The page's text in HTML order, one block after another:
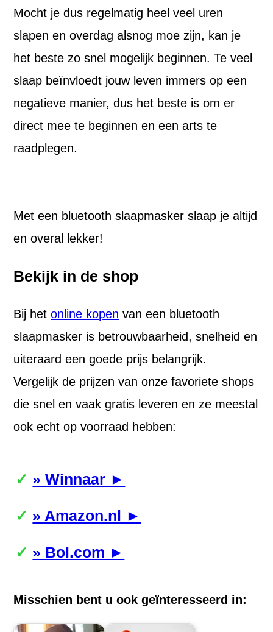
Mocht je dus regelmatig heel veel uren
slapen en overdag alsnog moe zijn, kan je
het beste zo snel mogelijk beginnen. Te veel
slaap beïnvloedt jouw leven immers op een
negatieve manier, dus het beste is om er
direct mee te beginnen en een arts te
raadplegen.
Met een bluetooth slaapmasker slaap je altijd
en overal lekker!
Bekijk in de shop
Bij hetonline kopen van een bluetooth
slaapmasker is betrouwbaarheid, snelheid en
uiteraard een goede prijs belangrijk.
Vergelijk de prijzen van onze favoriete shops
die snel en vaak gratis leveren en ze meestal
ook echt op voorraad hebben:
» Winnaar ►
» Amazon.nl ►
» Bol.com ►
Misschien bent u ook geïnteresseerd in: